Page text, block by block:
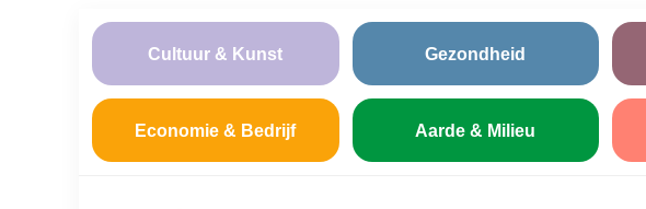
Cultuur & Kunst Gezondheid
Economie & Bedrijf Aarde & Milieu